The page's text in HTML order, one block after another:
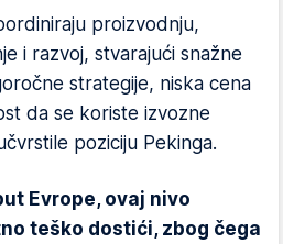
proizvodnju,
i razvoj, stvarajući snažne
strategije, niska cena
da se koriste izvozne
poziciju Pekinga.
Evrope, ovaj nivo
teško dostići, zbog čega